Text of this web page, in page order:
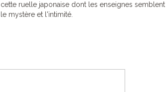
cette ruelle japonaise dont les enseignes
le mystère et l'intimité.